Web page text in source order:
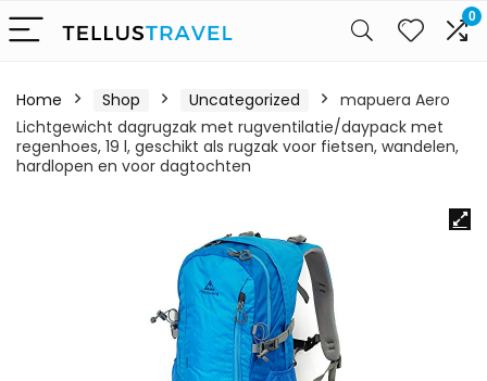
0
Home Shop Uncategorized
mapuera Aero
Lichtgewicht dagrugzak met rugventilatie/daypack met
regenhoes, 19 l, geschikt als rugzak voor fietsen, wandelen,
hardlopen en voor dagtochten